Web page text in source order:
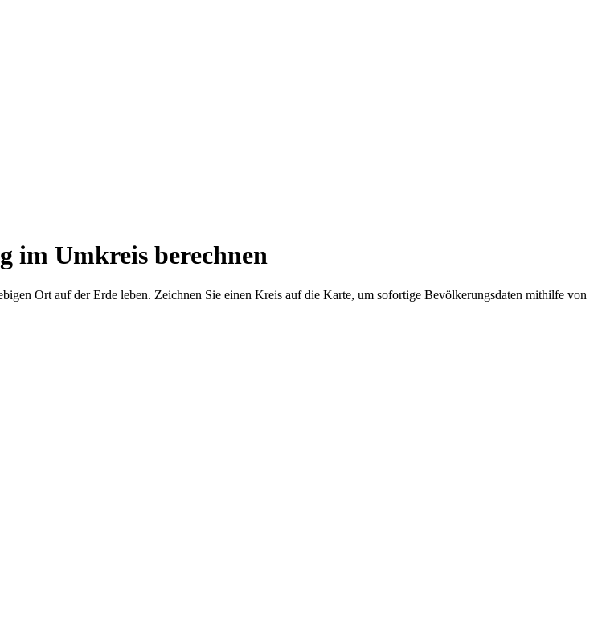
im Umkreis berechnen
Ort auf der Erde leben. Zeichnen Sie einen Kreis auf die Karte, um sofortige Bevölkerungsdaten mithilfe von